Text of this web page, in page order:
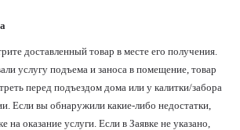
доставленный товар в месте его получения.
услугу подъема и заноса в помещение, товар
перед подъездом дома или у калитки/забора
Если вы обнаружили какие-либо недостатки,
на оказание услуги. Если в Заявке не указано,